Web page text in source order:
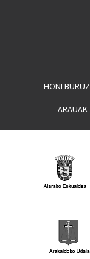
HONI BURUZ
ARAUAK